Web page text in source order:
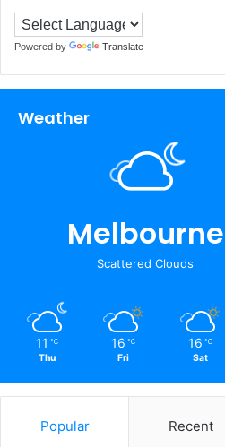
Powered by Translate
Weather
Melbourne
Scattered Clouds
11 ℃
Thu
16 ℃
Fri
16 ℃
Sat
Popular Recent